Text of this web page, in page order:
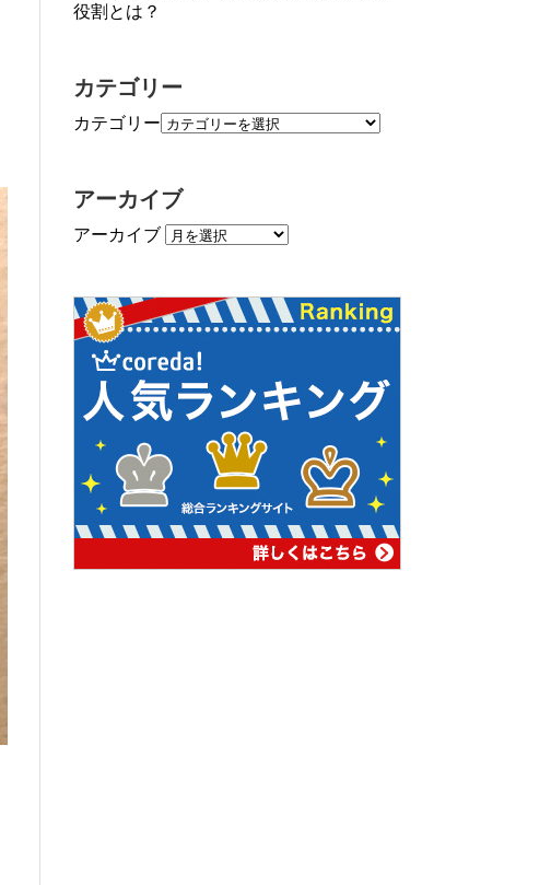
役割とは？
カテゴリー
カテゴリー
アーカイブ
アーカイブ